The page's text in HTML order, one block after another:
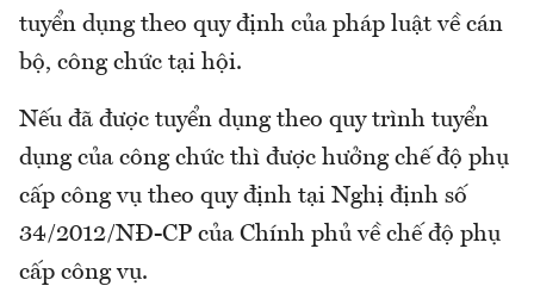
tuyển dụng theo quy định của pháp luật về cán
bộ, công chức tại hội.
Nếu đã được tuyển dụng theo quy trình tuyển
dụng của công chức thì được hưởng chế độ phụ
cấp công vụ theo quy định tại Nghị định số
34/2012/NĐ-CP của Chính phủ về chế độ phụ
cấp công vụ.